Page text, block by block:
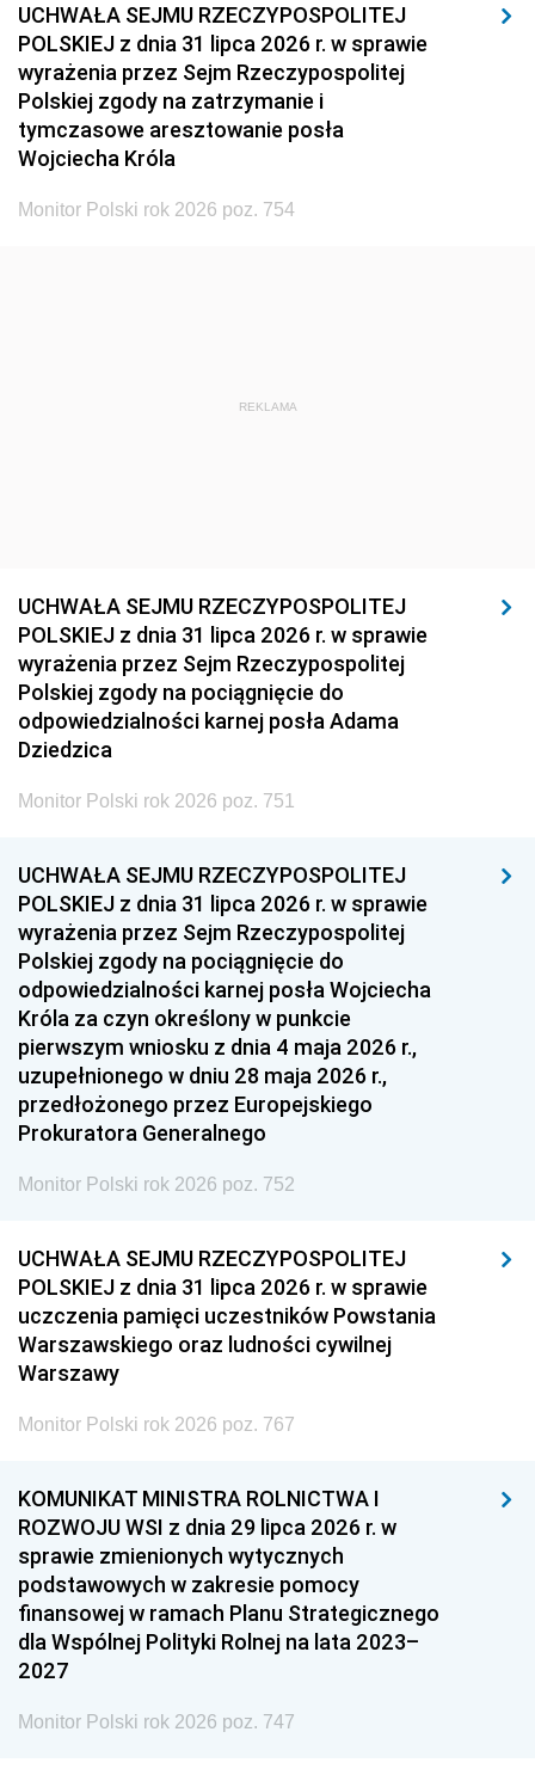
UCHWAŁA SEJMU RZECZYPOSPOLITEJ
POLSKIEJ z dnia 31 lipca 2026 r. w sprawie
wyrażenia przez Sejm Rzeczypospolitej
Polskiej zgody na zatrzymanie i
tymczasowe aresztowanie posła
Wojciecha Króla
Monitor Polski rok 2026 poz. 754
REKLAMA
UCHWAŁA SEJMU RZECZYPOSPOLITEJ
POLSKIEJ z dnia 31 lipca 2026 r. w sprawie
wyrażenia przez Sejm Rzeczypospolitej
Polskiej zgody na pociągnięcie do
odpowiedzialności karnej posła Adama
Dziedzica
Monitor Polski rok 2026 poz. 751
UCHWAŁA SEJMU RZECZYPOSPOLITEJ
POLSKIEJ z dnia 31 lipca 2026 r. w sprawie
wyrażenia przez Sejm Rzeczypospolitej
Polskiej zgody na pociągnięcie do
odpowiedzialności karnej posła Wojciecha
Króla za czyn określony w punkcie
pierwszym wniosku z dnia 4 maja 2026 r.,
uzupełnionego w dniu 28 maja 2026 r.,
przedłożonego przez Europejskiego
Prokuratora Generalnego
Monitor Polski rok 2026 poz. 752
UCHWAŁA SEJMU RZECZYPOSPOLITEJ
POLSKIEJ z dnia 31 lipca 2026 r. w sprawie
uczczenia pamięci uczestników Powstania
Warszawskiego oraz ludności cywilnej
Warszawy
Monitor Polski rok 2026 poz. 767
KOMUNIKAT MINISTRA ROLNICTWA I
ROZWOJU WSI z dnia 29 lipca 2026 r. w
sprawie zmienionych wytycznych
podstawowych w zakresie pomocy
finansowej w ramach Planu Strategicznego
dla Wspólnej Polityki Rolnej na lata 2023–
2027
Monitor Polski rok 2026 poz. 747